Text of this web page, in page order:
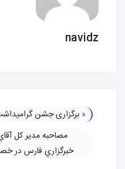
navidz
« برگزاری جشن
مصاحبه مدیر كل
خبرگزاري فارس در